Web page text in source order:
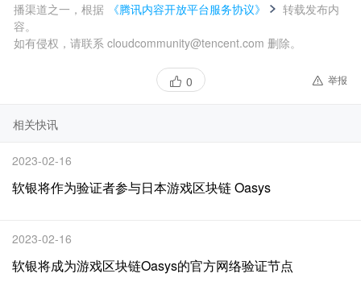
播渠道之一，根据
《腾讯内容开放平台服务协议》
转载发布内
容。
如有侵权，请联系 cloudcommunity@tencent.com 删除。
0 举报
相关快讯
2023-02-16
软银将作为验证者参与日本游戏区块链 Oasys
2023-02-16
软银将成为游戏区块链Oasys的官方网络验证节点